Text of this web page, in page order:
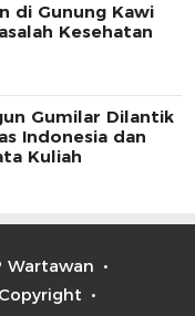
di Gunung Kawi
Kesehatan
Gumilar Dilantik
Indonesia dan
Kuliah
Wartawan
Copyright